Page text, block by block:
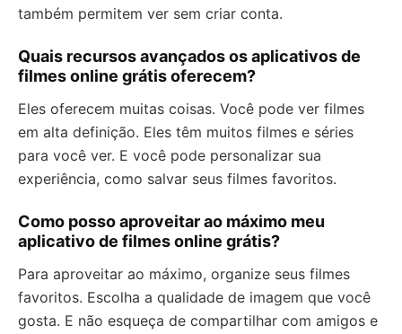
também permitem ver sem criar conta.
Quais recursos avançados os aplicativos de
filmes online grátis oferecem?
Eles oferecem muitas coisas. Você pode ver filmes
em alta definição. Eles têm muitos filmes e séries
para você ver. E você pode personalizar sua
experiência, como salvar seus filmes favoritos.
Como posso aproveitar ao máximo meu
aplicativo de filmes online grátis?
Para aproveitar ao máximo, organize seus filmes
favoritos. Escolha a qualidade de imagem que você
gosta. E não esqueça de compartilhar com amigos e